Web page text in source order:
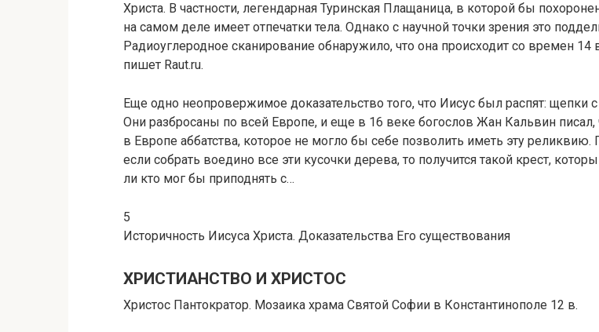
Христа. В частности, легендарная Туринская Плащаница, в которой бы
на самом деле имеет отпечатки тела. Однако с научной точки зрения это
Радиоуглеродное сканирование обнаружило, что она происходит со времен 14
пишет Raut.ru.
Еще одно неопровержимое доказательство того, что Иисус был распят: щепки с
Они разбросаны по всей Европе, и еще в 16 веке богослов Жан Кальвин писал,
в Европе аббатства, которое не могло бы себе позволить иметь эту реликвию.
если собрать воедино все эти кусочки дерева, то получится такой крест,
ли кто мог бы приподнять с…
5
Историчность Иисуса Христа. Доказательства Его существования
ХРИСТИАНСТВО И ХРИСТОС
Христос Пантократор. Мозаика храма Святой Софии в Константинополе 12 в.